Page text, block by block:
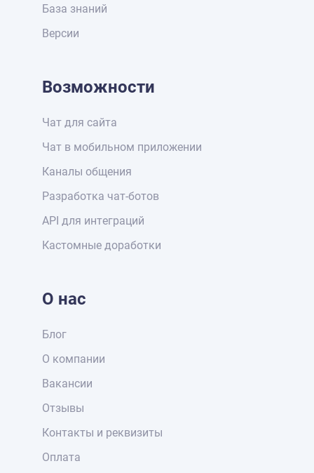
База знаний
Версии
Возможности
Чат для сайта
Чат в мобильном приложении
Каналы общения
Разработка чат-ботов
API для интеграций
Кастомные доработки
О нас
Блог
О компании
Вакансии
Отзывы
Контакты и реквизиты
Оплата